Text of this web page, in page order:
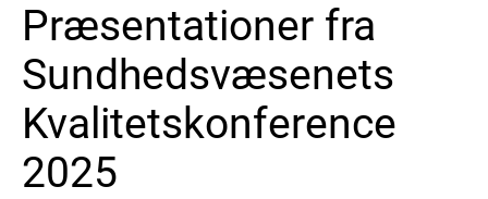
Præsentationer fra
Sundhedsvæsenets
Kvalitetskonference
2025